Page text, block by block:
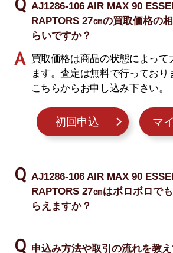
AJ1286-106 AIR MAX 90
RAPTORS 27㎝の買取価格の
らいですか？
買取価格は商品の状態によって
ます。査定は無料で行っており
こちらからお申し込み下さい。
初回申込 マ
AJ1286-106 AIR MAX 90
RAPTORS 27㎝はボロボロで
らえますか？
申込み方法や取引の流れを教え